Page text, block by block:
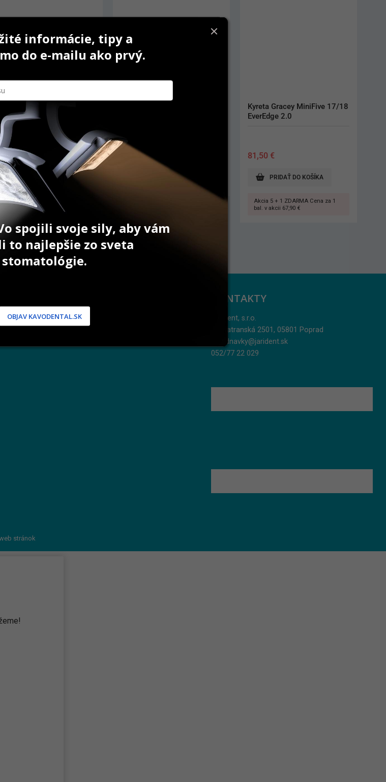
204S Satin Steel rúčka
7
€
PRIDAŤ DO KOŠÍKA
81,50€
PRIDAŤ DO KOŠÍKA
Kyreta Gracey 1/2 EverEdge
2.0
81,50 €
Akcia 5 + 1 ZDARMA Cena za 1
bal. v akcii 67,90 €
PRIDAŤ DO KOŠÍKA
Doprava a platba
Reklamácie
KONTAKTY
Jarident, s.r.o.
Podtatranská 2501, 05801 Poprad
objednavky@jarident.sk
052/77 22 029
stránok
informácie, tipy a
do e-mailu ako prvý.
spojili svoje sily, aby vám
to najlepšie zo sveta
stomatológie.
OBJAV KAVODENTAL.SK